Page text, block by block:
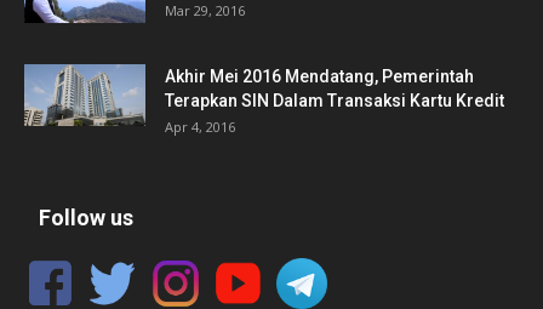
Mar 29, 2016
Akhir Mei 2016 Mendatang, Pemerintah
Terapkan SIN Dalam Transaksi Kartu Kredit
Apr 4, 2016
Follow us